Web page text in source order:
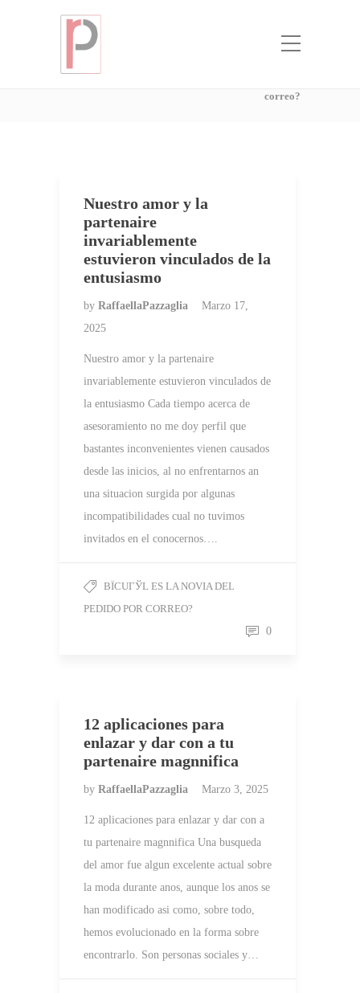
Categoria:
Home
correo?
Nuestro amor y la
partenaire
invariablemente
estuvieron vinculados de la
entusiasmo
by RaffaellaPazzaglia
Marzo 17,
2025
Nuestro amor y la partenaire
invariablemente estuvieron vinculados de
la entusiasmo Cada tiempo acerca de
asesoramiento no me doy perfil que
bastantes inconvenientes vienen causados
desde las inicios, al no enfrentarnos an
una situacion surgida por algunas
incompatibilidades cual no tuvimos
invitados en el conocernos….
ВЇCUГЎL ES LA NOVIA DEL
PEDIDO POR CORREO?
0
12 aplicaciones para
enlazar y dar con a tu
partenaire magnnifica
by RaffaellaPazzaglia Marzo 3, 2025
12 aplicaciones para enlazar y dar con a
tu partenaire magnnifica Una busqueda
del amor fue algun excelente actual sobre
la moda durante anos, aunque los anos se
han modificado asi como, sobre todo,
hemos evolucionado en la forma sobre
encontrarlo. Son personas sociales y…